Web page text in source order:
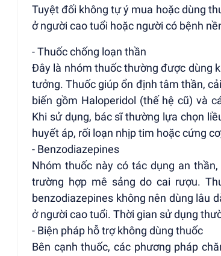
Tuyệt đối không tự ý mua hoặc dùng
ở người cao tuổi hoặc người có bệnh
- Thuốc chống loạn thần
Đây là nhóm thuốc thường được dùng
tưởng. Thuốc giúp ổn định tâm thần,
biến gồm Haloperidol (thế hệ cũ) và
Khi sử dụng, bác sĩ thường lựa chọn
huyết áp, rối loạn nhịp tim hoặc cứng
- Benzodiazepines
Nhóm thuốc này có tác dụng an
trường hợp mê sảng do cai rượu.
benzodiazepines không nên dùng lâu
ở người cao tuổi. Thời gian sử dụng
- Biện pháp hỗ trợ không dùng thuốc
Bên cạnh thuốc, các phương pháp